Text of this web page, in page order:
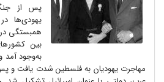
پس از جنگ
یهودی‌ها
همبستگی در
بین
به‌وجود آمد
مهاجرت یهودیان به فلسطین شدت یافت و پس